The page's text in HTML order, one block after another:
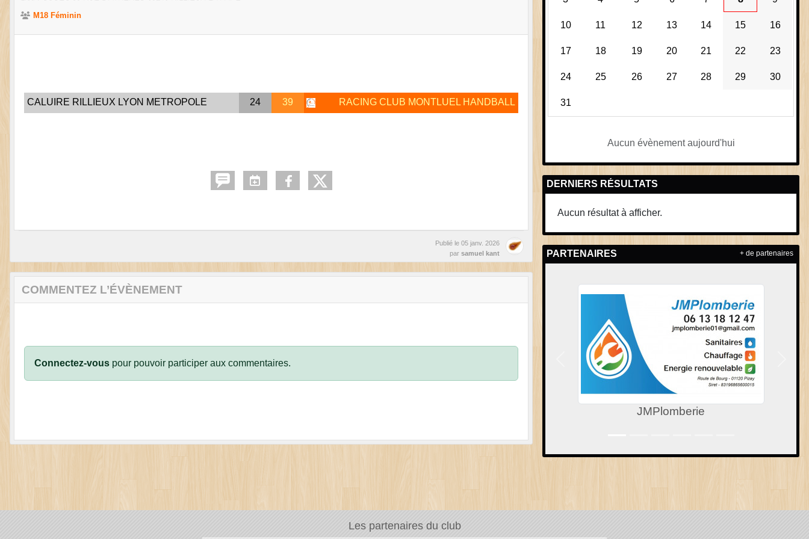
M18 Féminin
CALUIRE RILLIEUX LYON METROPOLE 24 39 RACING CLUB MONTLUEL HANDBALL
Publié le05 janv. 2026
parsamuel kant
COMMENTEZ L’ÉVÈNEMENT
Connectez-vous pour pouvoir participer aux commentaires.
10 11 12 13 14 15 16
17 18 19 20 21 22 23
24 25 26 27 28 29 30
31
Aucun évènement aujourd'hui
DERNIERS RÉSULTATS
Aucun résultat à afficher.
PARTENAIRES
JMPlomberie
Précedent
+ de partenaires
Les partenaires du club